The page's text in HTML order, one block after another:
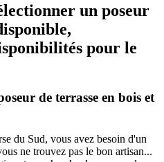
un poseur
pour le
de terrasse en bois et
du Sud, vous avez besoin d'un
ne trouvez pas le bon artisan...